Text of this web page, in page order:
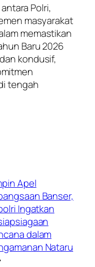
Polri,
masyarakat
memastikan
Baru 2026
kondusif,
tengah
Apel
Banser,
Ingatkan
dalam
Nataru